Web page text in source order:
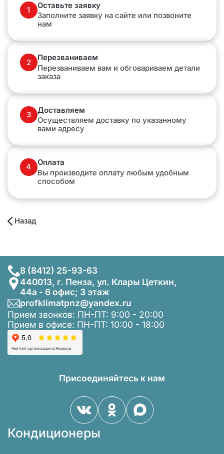
1
Оставьте заявку
Заполните заявку на сайте или позвоните
нам
2
Перезваниваем
Перезваниваем вам и обговариваем детали
заказа
3
Доставляем
Осуществляем доставку по указанному
вами адресу
4
Оплата
Вы производите оплату любым удобным
способом
Назад
8 (8412) 25-93-63
440013, г. Пенза, ул. Клары Цеткин,
44а - 6 офис; 3 этаж
profklimatpnz@yandex.ru
Прием звонков: ПН-ПТ: 9:00 - 20:00
Прием в офисе: ПН-ПТ: 10:00 - 18:00
Присоединяйтесь к нам
Кондиционеры